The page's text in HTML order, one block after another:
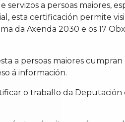
a persoas maiores,
esta certificación permite
da Axenda 2030 e os 17
a persoas maiores
á información.
o traballo da Deputación